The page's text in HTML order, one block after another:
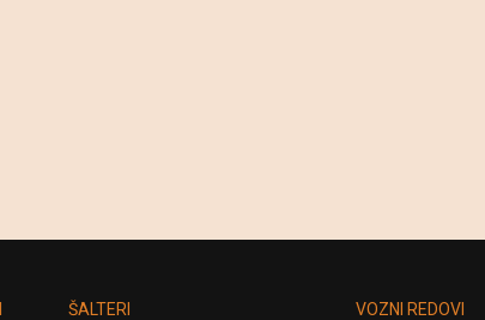
ŠALTERI VOZNI REDOVI